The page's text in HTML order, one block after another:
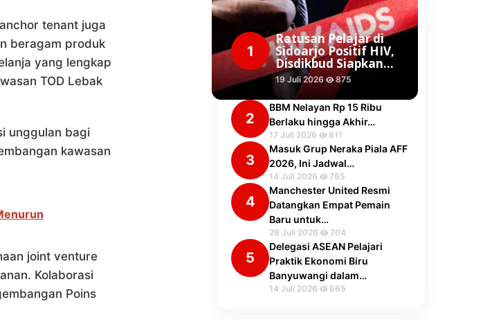
tenant juga
beragam produk
yang lengkap
TOD Lebak
unggulan bagi
kawasan
joint venture
Kolaborasi
Poins
1
Ratusan Pelajar di
Sidoarjo Positif HIV,
Disdikbud Siapkan…
19 Juli 2026 875
2
BBM Nelayan Rp 15 Ribu
Berlaku hingga Akhir…
17 Juli 2026 811
3
Masuk Grup Neraka Piala AFF
2026, Ini Jadwal…
14 Juli 2026 785
4
Manchester United Resmi
Datangkan Empat Pemain
Baru untuk…
28 Juli 2026 704
5
Delegasi ASEAN Pelajari
Praktik Ekonomi Biru
Banyuwangi dalam…
14 Juli 2026 665